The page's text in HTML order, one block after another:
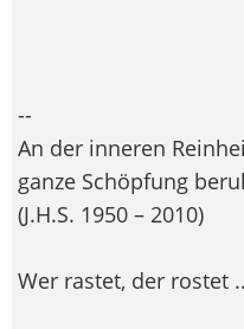
--
An der inneren
ganze Schöpfung
(J.H.S. 1950 – 2010)
Wer rastet, der rostet